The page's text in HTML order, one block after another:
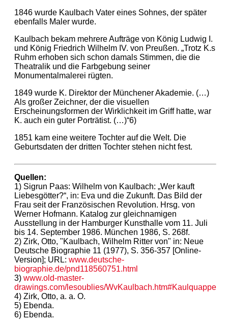
1846 wurde Kaulbach Vater eines Sohnes, der später
ebenfalls Maler wurde.
Kaulbach bekam mehrere Aufträge von König Ludwig I.
und König Friedrich Wilhelm IV. von Preußen. „Trotz K.s
Ruhm erhoben sich schon damals Stimmen, die die
Theatralik und die Farbgebung seiner
Monumentalmalerei rügten.
1849 wurde K. Direktor der Münchener Akademie. (…)
Als großer Zeichner, der die visuellen
Erscheinungsformen der Wirklichkeit im Griff hatte, war
K. auch ein guter Porträtist. (…)“6)
1851 kam eine weitere Tochter auf die Welt. Die
Geburtsdaten der dritten Tochter stehen nicht fest.
Quellen:
1) Sigrun Paas: Wilhelm von Kaulbach: „Wer kauft
Liebesgötter?“, in: Eva und die Zukunft. Das Bild der
Frau seit der Französischen Revolution. Hrsg. von
Werner Hofmann. Katalog zur gleichnamigen
Ausstellung in der Hamburger Kunsthalle vom 11. Juli
bis 14. September 1986. München 1986, S. 268f.
2) Zirk, Otto, "Kaulbach, Wilhelm Ritter von" in: Neue
Deutsche Biographie 11 (1977), S. 356-357 [Online-
Version]; URL: www.deutsche-
biographie.de/pnd118560751.html
3) www.old-master-
drawings.com/lesoublies/WvKaulbach.htm#Kaulquappe
4) Zirk, Otto, a. a. O.
5) Ebenda.
6) Ebenda.